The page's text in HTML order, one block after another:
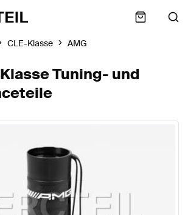
CLE-Klasse AMG
Tuning- und